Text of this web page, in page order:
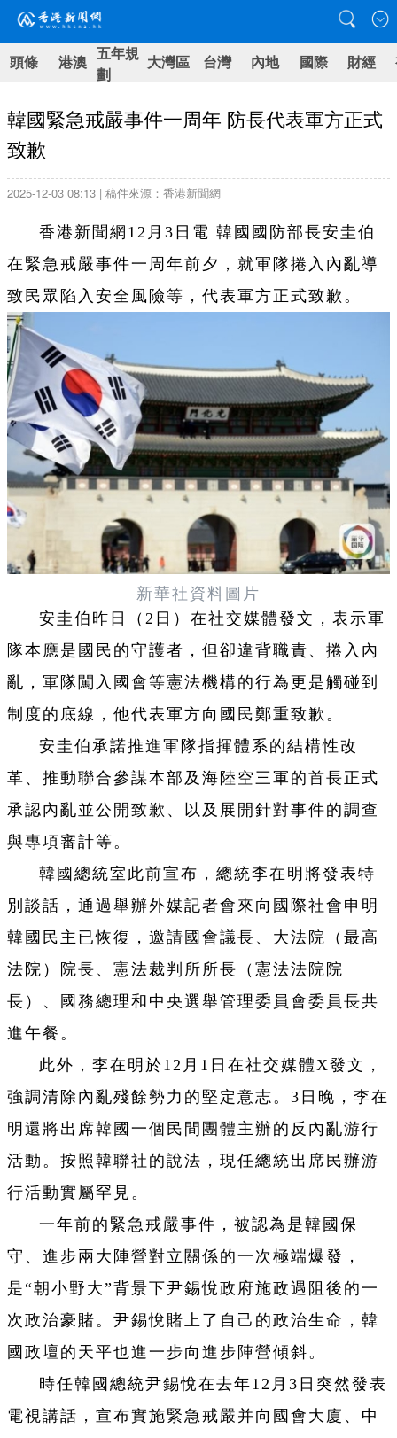
頭條 港澳 五年規
劃
大灣區 台灣 內地 國際 財經
韓國緊急戒嚴事件一周年 防長代表軍方正式
致歉
2025-12-03 08:13 | 稿件來源：香港新聞網
香港新聞網12月3日電 韓國國防部長安圭伯
在緊急戒嚴事件一周年前夕，就軍隊捲入內亂導
致民眾陷入安全風險等，代表軍方正式致歉。
新華社資料圖片
安圭伯昨日（2日）在社交媒體發文，表示軍
隊本應是國民的守護者，但卻違背職責、捲入內
亂，軍隊闖入國會等憲法機構的行為更是觸碰到
制度的底線，他代表軍方向國民鄭重致歉。
安圭伯承諾推進軍隊指揮體系的結構性改
革、推動聯合參謀本部及海陸空三軍的首長正式
承認內亂並公開致歉、以及展開針對事件的調查
與專項審計等。
韓國總統室此前宣布，總統李在明將發表特
別談話，通過舉辦外媒記者會來向國際社會申明
韓國民主已恢復，邀請國會議長、大法院（最高
法院）院長、憲法裁判所所長（憲法法院院
長）、國務總理和中央選舉管理委員會委員長共
進午餐。
此外，李在明於12月1日在社交媒體X發文，
強調清除內亂殘餘勢力的堅定意志。3日晚，李在
明還將出席韓國一個民間團體主辦的反內亂游行
活動。按照韓聯社的說法，現任總統出席民辦游
行活動實屬罕見。
一年前的緊急戒嚴事件，被認為是韓國保
守、進步兩大陣營對立關係的一次極端爆發，
是“朝小野大”背景下尹錫悅政府施政遇阻後的一
次政治豪賭。尹錫悅賭上了自己的政治生命，韓
國政壇的天平也進一步向進步陣營傾斜。
時任韓國總統尹錫悅在去年12月3日突然發表
電視講話，宣布實施緊急戒嚴并向國會大廈、中